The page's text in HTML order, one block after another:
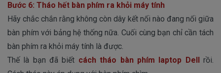
Bước 6: Tháo hết bàn phím ra khỏi máy tính
Hãy chắc chắn rằng không còn dây kết nối nào đang nối giữa
bàn phím với bảng hệ thống nữa. Cuối cùng bạn chỉ cần tách
bàn phím ra khỏi máy tính là được.
Thế là bạn đã biết cách tháo bàn phím laptop Dellrồi.